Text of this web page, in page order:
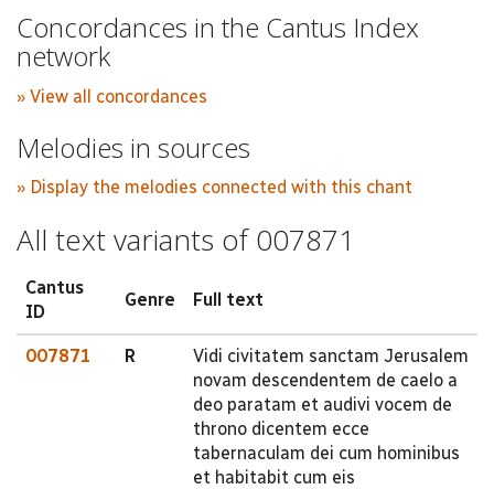
Concordances in the Cantus Index
network
» View all concordances
Melodies in sources
» Display the melodies connected with this chant
All text variants of 007871
Cantus
ID
Genre Full text
007871 R
Vidi civitatem sanctam Jerusalem
novam descendentem de caelo a
deo paratam et audivi vocem de
throno dicentem ecce
tabernaculam dei cum hominibus
et habitabit cum eis